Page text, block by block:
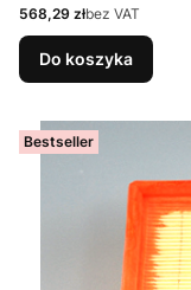
Cena
568,29 złbez VAT
Do koszyka
Bestseller